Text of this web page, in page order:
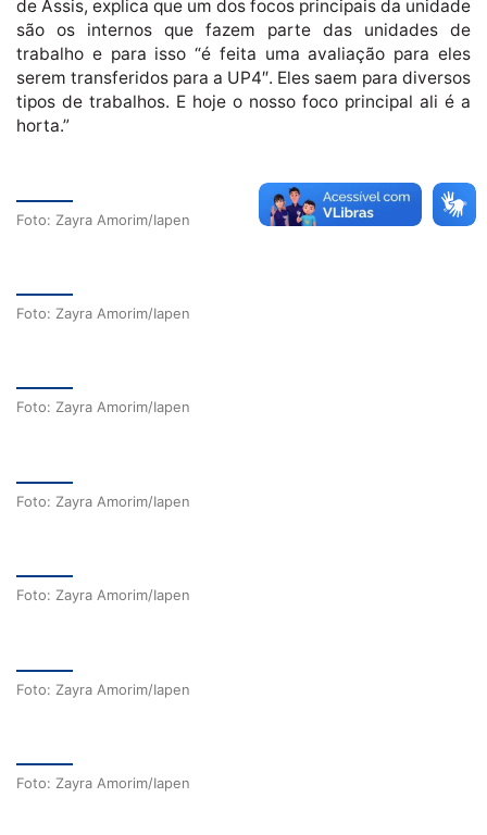
de Assis, explica que um dos focos principais da unidade
são os internos que fazem parte das unidades de
trabalho e para isso “é feita uma avaliação para eles
serem transferidos para a UP4″. Eles saem para diversos
tipos de trabalhos. E hoje o nosso foco principal ali é a
horta.”
Foto: Zayra Amorim/Iapen
Foto: Zayra Amorim/Iapen
Foto: Zayra Amorim/Iapen
Foto: Zayra Amorim/Iapen
Foto: Zayra Amorim/Iapen
Foto: Zayra Amorim/Iapen
Foto: Zayra Amorim/Iapen